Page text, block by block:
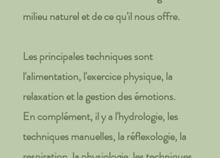
milieu naturel et de ce qu'il nous offre.
Les principales techniques sont
l'alimentation, l'exercice physique, la
relaxation et la gestion des émotions.
En complément, il y a l'hydrologie, les
techniques manuelles, la réflexologie, la